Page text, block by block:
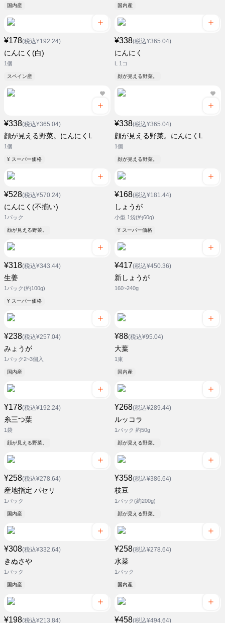
国内産 国内産
¥178(税込¥192.24)
にんにく(白)
1個
スペイン産
¥338(税込¥365.04)
にんにく
L 1コ
顔が見える野菜。
¥338(税込¥365.04)
顔が見える野菜。にんにくL
1個
¥ スーパー価格
¥338(税込¥365.04)
顔が見える野菜。にんにくL
1個
顔が見える野菜。
¥528(税込¥570.24)
にんにく(不揃い)
1パック
顔が見える野菜。
¥168(税込¥181.44)
しょうが
小型 1袋(約60g)
¥ スーパー価格
¥318(税込¥343.44)
生姜
1パック(約100g)
¥ スーパー価格
¥417(税込¥450.36)
新しょうが
160~240g
¥238(税込¥257.04)
みょうが
1パック2~3個入
国内産
¥88(税込¥95.04)
大葉
1束
国内産
¥178(税込¥192.24)
糸三つ葉
1袋
顔が見える野菜。
¥268(税込¥289.44)
ルッコラ
1パック 約50g
顔が見える野菜。
¥258(税込¥278.64)
産地指定 パセリ
1パック
国内産
¥358(税込¥386.64)
枝豆
1パック(約200g)
顔が見える野菜。
¥308(税込¥332.64)
きぬさや
1パック
国内産
¥258(税込¥278.64)
水菜
1パック
国内産
¥198(税込¥213.84) ¥458(税込¥494.64)